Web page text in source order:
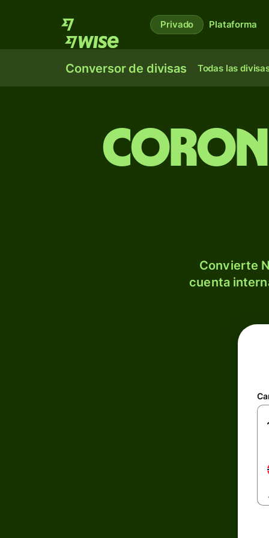
Privado Plataforma
Conversor de divisas Todas las
Convierte
cuenta